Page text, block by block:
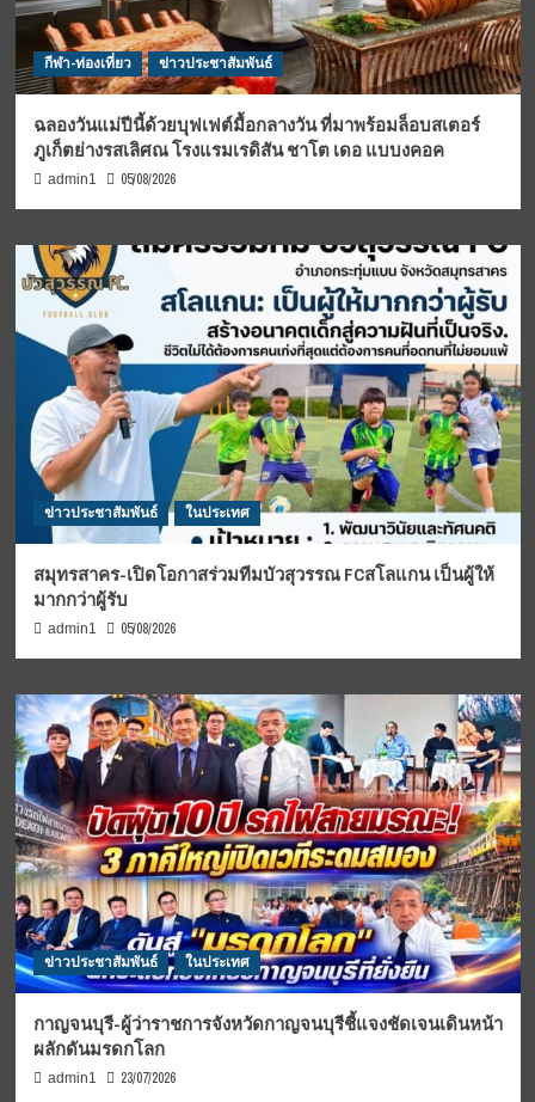
กีฬา-ท่องเที่ยว ข่าวประชาสัมพันธ์
ฉลองวันแม่ปีนี้ด้วยบุฟเฟต์มื้อกลางวัน ที่มาพร้อมล็อบสเตอร์
ภูเก็ตย่างรสเลิศณ โรงแรมเรดิสัน ชาโต เดอ แบบงคอค
admin1 05/08/2026
ข่าวประชาสัมพันธ์ ในประเทศ
สมุทรสาคร-เปิดโอกาสร่วมทีมบัวสุวรรณ FCสโลแกน เป็นผู้ให้
มากกว่าผู้รับ
admin1 05/08/2026
ข่าวประชาสัมพันธ์ ในประเทศ
กาญจนบุรี-ผู้ว่าราชการจังหวัดกาญจนบุรีชี้แจงชัดเจนเดินหน้า
ผลักดันมรดกโลก
admin1 23/07/2026